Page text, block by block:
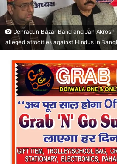
l
Dehradun Bazar Band and Jan
alleged atrocities against Hindus in